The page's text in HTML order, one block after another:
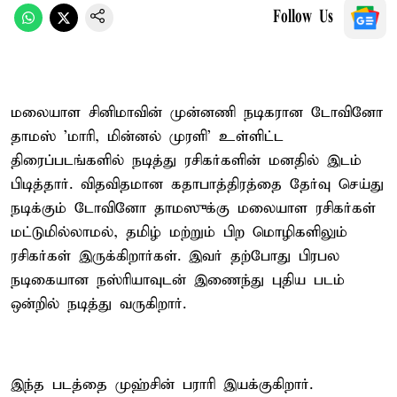
Follow Us
மலையாள சினிமாவின் முன்னணி நடிகரான டோவினோ
தாமஸ் 'மாரி, மின்னல் முரளி' உள்ளிட்ட
திரைப்படங்களில் நடித்து ரசிகர்களின் மனதில் இடம்
பிடித்தார். விதவிதமான கதாபாத்திரத்தை தேர்வு செய்து
நடிக்கும் டோவினோ தாமஸுக்கு மலையாள ரசிகர்கள்
மட்டுமில்லாமல், தமிழ் மற்றும் பிற மொழிகளிலும்
ரசிகர்கள் இருக்கிறார்கள். இவர் தற்போது பிரபல
நடிகையான நஸ்ரியாவுடன் இணைந்து புதிய படம்
ஒன்றில் நடித்து வருகிறார்.
இந்த படத்தை முஹ்சின் பராரி இயக்குகிறார்.